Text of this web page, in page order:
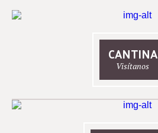
CANTINA
Visítanos